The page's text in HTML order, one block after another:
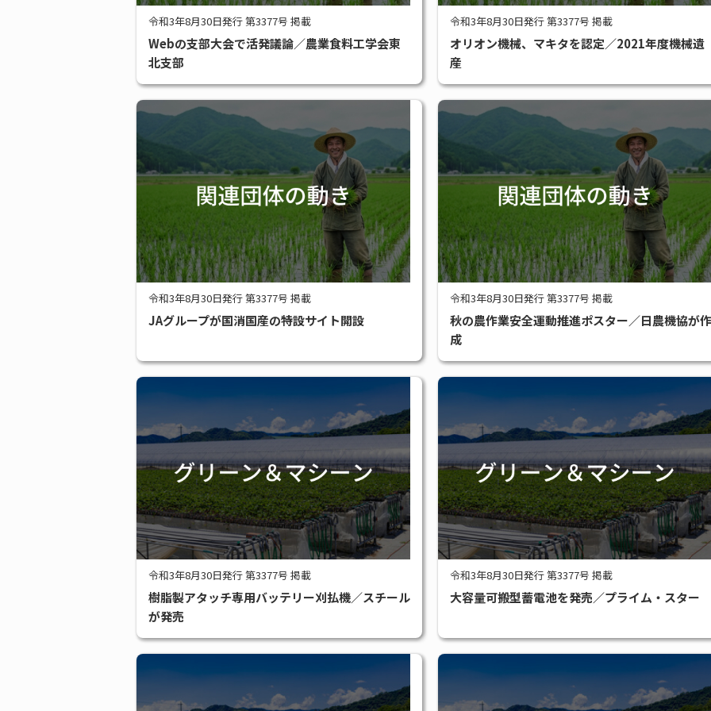
令和3年8月30日発行 第3377号 掲載
Webの支部大会で活発議論／農業食料工学会東
北支部
令和3年8月30日発行 第3377号 掲載
オリオン機械、マキタを認定／2021年度機械遺
産
令和3年8月30日発行 第3377号 掲載
JAグループが国消国産の特設サイト開設
令和3年8月30日発行 第3377号 掲載
秋の農作業安全運動推進ポスター／日農機協が作
成
令和3年8月30日発行 第3377号 掲載
樹脂製アタッチ専用バッテリー刈払機／スチール
が発売
令和3年8月30日発行 第3377号 掲載
大容量可搬型蓄電池を発売／プライム・スター